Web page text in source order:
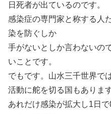
日死者が出ているのです。
感染症の専門家と称する人
染を防ぐしか
手がないとしか言わないの
いことです。
でもです。山水三千世界で
活動に舵を切る国もあります
あれだけ感染が拡大し1日